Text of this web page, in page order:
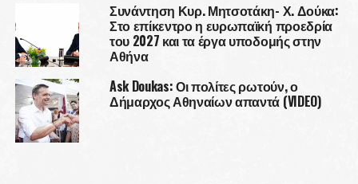
Συνάντηση Κυρ. Μητσοτάκη- Χ. Δούκα:
Στο επίκεντρο η ευρωπαϊκή προεδρία
του 2027 και τα έργα υποδομής στην
Αθήνα
Ask Doukas: Οι πολίτες ρωτούν, ο
Δήμαρχος Αθηναίων απαντά (VIDEO)